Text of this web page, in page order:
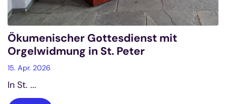
Ökumenischer Gottesdienst mit
Orgelwidmung in St. Peter
15. Apr. 2026
In St. ...